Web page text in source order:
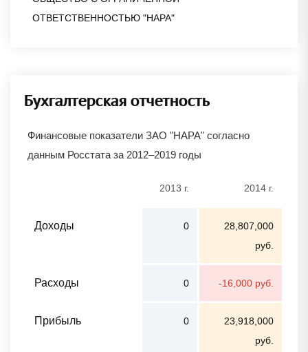
ОТВЕТСТВЕННОСТЬЮ "НАРА"
Бухгалтерская отчетность
Финансовые показатели ЗАО "НАРА" согласно
данным Росстата за 2012–2019 годы
2013 г. 2014 г.
Доходы 0
28,807,000
руб.
Расходы 0 -16,000 руб.
Прибыль 0
23,918,000
руб.